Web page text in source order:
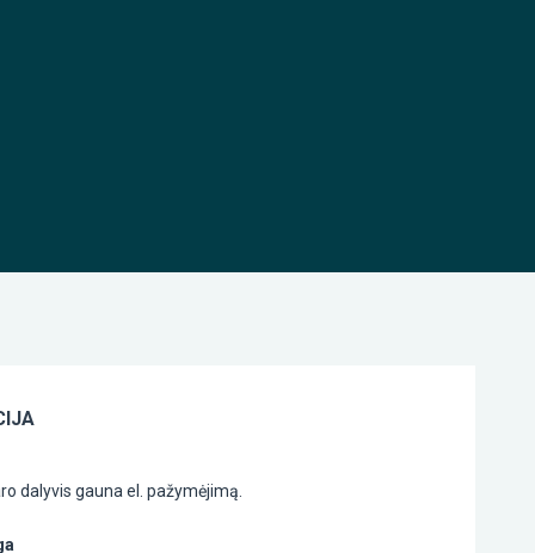
dalyvis gauna el. pažymėjimą.